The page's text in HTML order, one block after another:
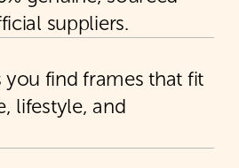
вид
в бизнесе,